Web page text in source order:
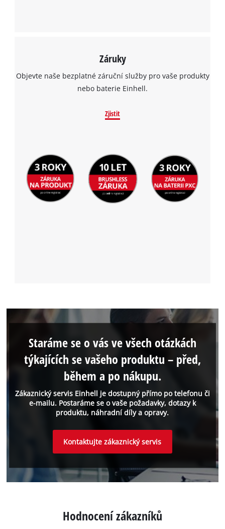
Záruky
Objevte naše bezplatné záruční služby pro vaše produkty
nebo baterie Einhell.
Zjistit
Zákaznický servis Einhell je dostupný přímo po telefonu či
e-mailu. Postaráme se o vaše požadavky, dotazy k
produktu, náhradní díly a opravy.
Staráme se o vás ve všech otázkách
týkajících se vašeho produktu – před,
během a po nákupu.
Kontaktujte zákaznický servis
Hodnocení zákazníků